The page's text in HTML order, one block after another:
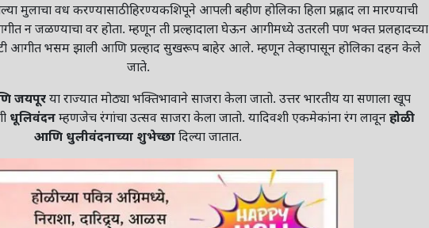
वध करण्यासाठी हिरण्यकशिपूने आपली बहीण होलिका हिला प्रह्लाद ला मारण्याची
न जळण्याचा वर होता. म्हणून ती प्रल्हादाला घेऊन आगीमध्ये उतरली पण भक्त प्रलहादच्या
आगीत भसम झाली आणि प्रल्हाद सुखरूप बाहेर आले. म्हणून तेव्हापासून होलिका दहन केले
जाते.
जयपूरया राज्यात मोठ्या भक्तिभावाने साजरा केला जातो. उत्तर भारतीय या सणाला खूप
धूलिवंदनम्हणजेच रंगांचा उत्सव साजरा केला जातो. यादिवशी एकमेकांना रंग लावूनहोळी
आणि धुलीवंदनाच्या शुभेच्छादिल्या जातात.